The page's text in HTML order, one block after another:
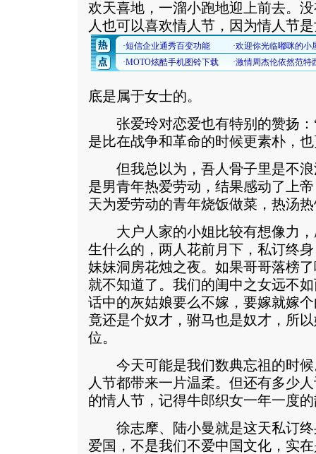
欢天喜地，一溜小跑地迎上前去。
人也可以喜欢情人节，因为情人节
底是属于女士的。
张爱玲对恋爱也有特别的赞扬：
是比在战争和革命的时候更素朴，
但我总以为，吾人骨子里是不浪
是男青年热爱劳动，结果感动了上
天为爱劳动的青年烧饭做菜，热汤
大户人家的小姐比较有想像力，
生什么的，两人花前月下，私订终
妹妹洞房花烛之夜。如果哥哥落榜
就不知道了。我们的闺中之女远不
话中的灰姑娘要么不嫁，要嫁就嫁
竟还是个奴才，驸马也是奴才，所
位。
今天可能是我们数典忘祖的时候
人节都带来一片温柔。但还有多少
的情人节，记得牛郎织女一年一度
徐志摩、陆小曼就是这天私订
爱国，不是我们不爱中国文化，实